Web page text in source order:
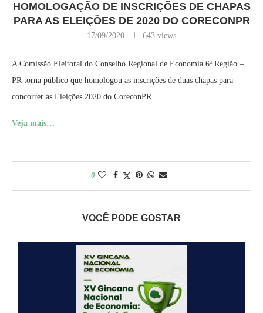
HOMOLOGAÇÃO DE INSCRIÇÕES DE CHAPAS
PARA AS ELEIÇÕES DE 2020 DO CORECONPR
17/09/2020 643 views
A Comissão Eleitoral do Conselho Regional de Economia 6ª Região –
PR torna público que homologou as inscrições de duas chapas para
concorrer às Eleições 2020 do CoreconPR.
Veja mais…
0
VOCÊ PODE GOSTAR